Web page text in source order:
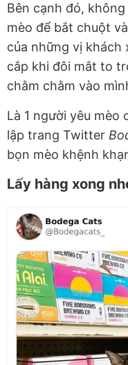
Bên cạnh đó,
mèo để bắt chuột
của những vị khách
cắp khi đôi mắt to
chằm chằm vào
Là 1 người yêu mèo
lập trang Twitter
bọn mèo khệnh
Lấy hàng xong